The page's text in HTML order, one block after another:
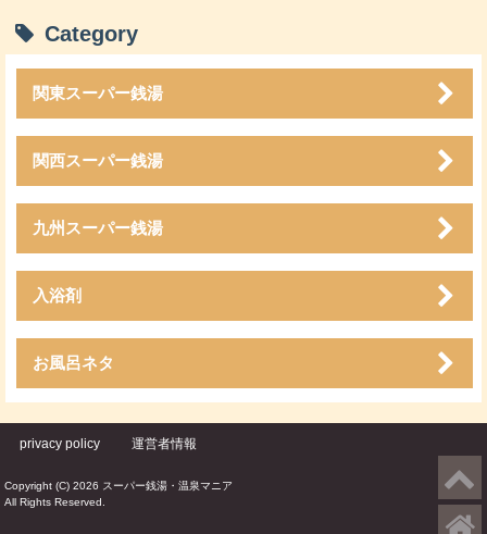
Category
関東スーパー銭湯
関西スーパー銭湯
九州スーパー銭湯
入浴剤
お風呂ネタ
privacy policy 運営者情報
Copyright (C) 2026 スーパー銭湯・温泉マニア
All Rights Reserved.